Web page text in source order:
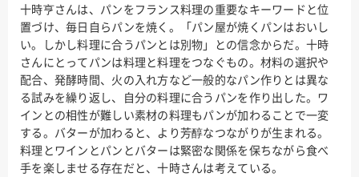
十時亨さんは、パンをフランス料理の重要なキーワードと位
置づけ、毎日自らパンを焼く。「パン屋が焼くパンはおいし
い。しかし料理に合うパンとは別物」との信念からだ。十時
さんにとってパンは料理と料理をつなぐもの。材料の選択や
配合、発酵時間、火の入れ方など一般的なパン作りとは異な
る試みを繰り返し、自分の料理に合うパンを作り出した。ワ
インとの相性が難しい素材の料理もパンが加わることで一変
する。バターが加わると、より芳醇なつながりが生まれる。
料理とワインとパンとバターは緊密な関係を保ちながら食べ
手を楽しませる存在だと、十時さんは考えている。